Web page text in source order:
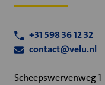
+31 598 36 12 32
contact@velu.nl
Scheepswervenweg 1